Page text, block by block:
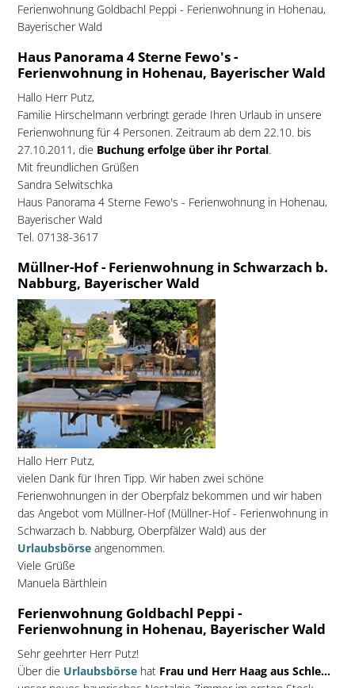
Ferienwohnung Goldbachl Peppi - Ferienwohnung in Hohenau,
Bayerischer Wald
Haus Panorama 4 Sterne Fewo's -
Ferienwohnung in Hohenau, Bayerischer Wald
Hallo Herr Putz,
Familie Hirschelmann verbringt gerade Ihren Urlaub in unsere
Ferienwohnung für 4 Personen. Zeitraum ab dem 22.10. bis
27.10.2011, die Buchung erfolge über ihr Portal.
Mit freundlichen Grüßen
Sandra Selwitschka
Haus Panorama 4 Sterne Fewo's - Ferienwohnung in Hohenau,
Bayerischer Wald
Tel. 07138-3617
Müllner-Hof - Ferienwohnung in Schwarzach b.
Nabburg, Bayerischer Wald
Hallo Herr Putz,
vielen Dank für Ihren Tipp. Wir haben zwei schöne
Ferienwohnungen in der Oberpfalz bekommen und wir haben
das Angebot vom Müllner-Hof (Müllner-Hof - Ferienwohnung in
Schwarzach b. Nabburg, Oberpfälzer Wald) aus der
Urlaubsbörse angenommen.
Viele Grüße
Manuela Bärthlein
Ferienwohnung Goldbachl Peppi -
Ferienwohnung in Hohenau, Bayerischer Wald
Sehr geehrter Herr Putz!
Über die Urlaubsbörse hat Frau und Herr Haag aus Schle...